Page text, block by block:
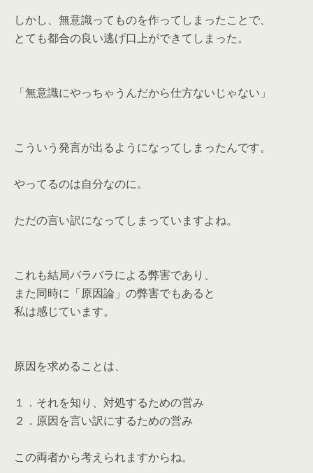
しかし、無意識ってものを作ってしまったことで、
とても都合の良い逃げ口上ができてしまった。
「無意識にやっちゃうんだから仕方ないじゃない」
こういう発言が出るようになってしまったんです。
やってるのは自分なのに。
ただの言い訳になってしまっていますよね。
これも結局バラバラによる弊害であり、
また同時に「原因論」の弊害でもあると
私は感じています。
原因を求めることは、
１．それを知り、対処するための営み
２．原因を言い訳にするための営み
この両者から考えられますからね。